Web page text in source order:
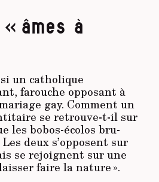
âmes à
un catholique
farouche opposant à
gay. Comment un
se retrouve-t-il sur
les bobos-écolos bru­
deux s’opposent sur
se rejoignent sur une
faire la nature ».